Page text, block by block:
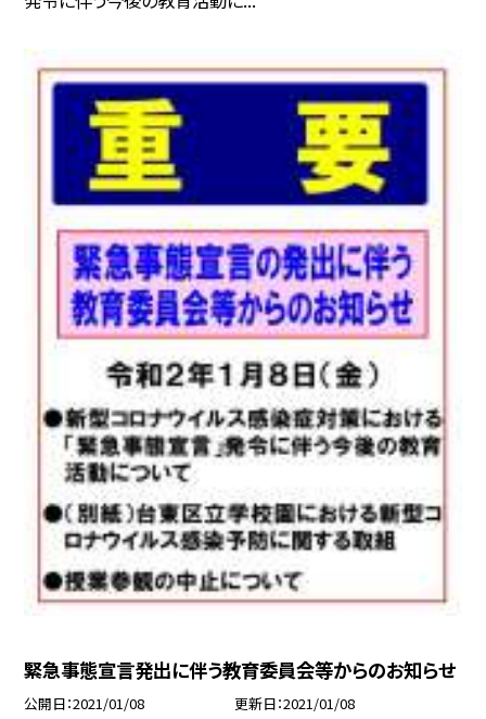
緊急事態宣言発出に伴う教育委員会等からのお知らせ
公開日 2021/01/08 更新日 2021/01/08